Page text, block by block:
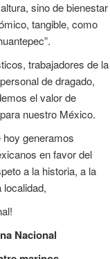
sino de bienestar
tangible, como
trabajadores de la
de dragado,
el valor de
nuestro México.
generamos
en favor del
a la historia, a la
Nacional